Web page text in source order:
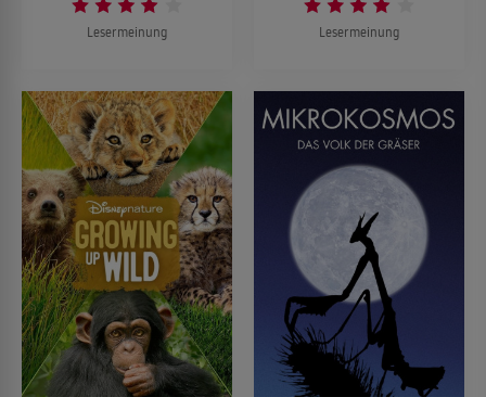
Lesermeinung Lesermeinung